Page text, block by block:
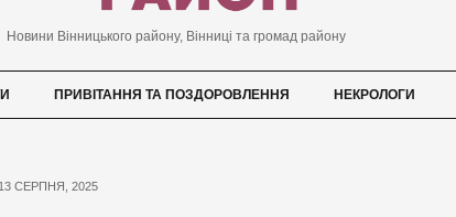
Новини Вінницького району, Вінниці та громад району
ПРИВІТАННЯ ТА ПОЗДОРОВЛЕННЯ НЕКРОЛОГИ
13 СЕРПНЯ, 2025